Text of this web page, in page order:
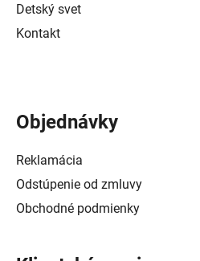
Detský svet
Kontakt
Objednávky
Reklamácia
Odstúpenie od zmluvy
Obchodné podmienky